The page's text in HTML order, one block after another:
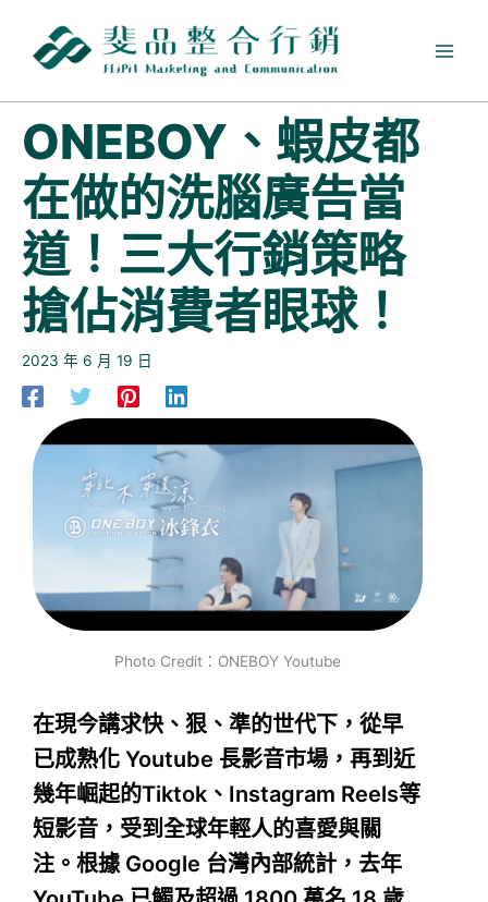
內
ONEBOY、蝦皮都
在做的洗腦廣告當
道！三大行銷策略
搶佔消費者眼球！
2023 年 6 月 19 日
Photo Credit：ONEBOY Youtube
在現今講求快、狠、準的世代下，從早
已成熟化 Youtube 長影音市場，再到近
幾年崛起的Tiktok、Instagram Reels等
短影音，受到全球年輕人的喜愛與關
注。根據 Google 台灣內部統計，去年